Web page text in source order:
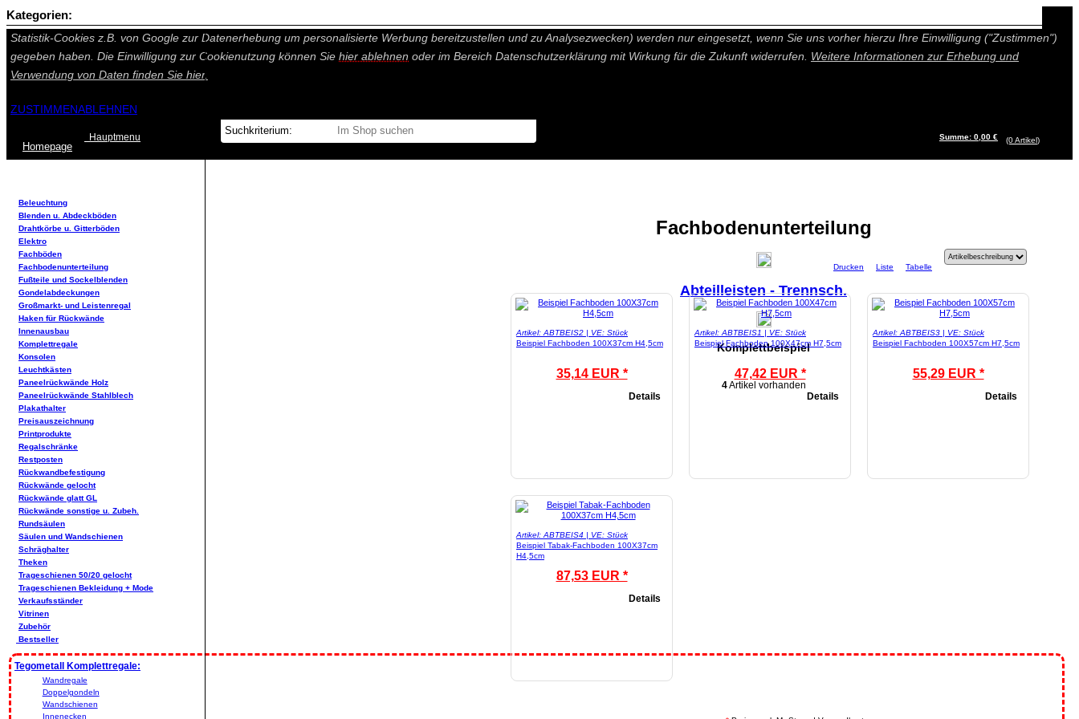
Auf dieser Seite werden technisch notwendige Cookies gesetzt. Technisch nicht notwendige Cookies und Statistik Funktionen, die Ihnen ein besseres und individuelleres Angebot bieten (Marketing- und
Statistik-Cookies z.B. von Google zur Datenerhebung um personalisierte Werbung bereitzustellen und zu Analysezwecken) werden nur eingesetzt, wenn Sie uns vorher hierzu Ihre Einwilligung ("Zustimmen")
gegeben haben. Die Einwilligung zur Cookienutzung können Sie hier ablehnen oder im Bereich Datenschutzerklärung mit Wirkung für die Zukunft widerrufen. Weitere Informationen zur Erhebung und
Verwendung von Daten finden Sie hier.
ZUSTIMMENABLEHNEN
Homepage
Hauptmenu Summe: 0,00 € (0Artikel)
Fachbodenunterteilung
Abteilleisten - Trennsch.
Komplettbeispiel
4Artikel vorhanden
Drucken Liste Tabelle
Artikel: ABTBEIS2 | VE: Stück
Beispiel Fachboden 100X37cm H4,5cm
35,14 EUR *
Details
Artikel: ABTBEIS1 | VE: Stück
Beispiel Fachboden 100X47cm H7,5cm
47,42 EUR *
Details
Artikel: ABTBEIS3 | VE: Stück
Beispiel Fachboden 100X57cm H7,5cm
55,29 EUR *
Details
Artikel: ABTBEIS4 | VE: Stück
Beispiel Tabak-Fachboden 100X37cm
H4,5cm
87,53 EUR *
Details
Kategorien:
Beleuchtung
Blenden u. Abdeckböden
Drahtkörbe u. Gitterböden
Elektro
Fachböden
Fachbodenunterteilung
Fußteile und Sockelblenden
Gondelabdeckungen
Großmarkt- und Leistenregal
Haken für Rückwände
Innenausbau
Komplettregale
Konsolen
Leuchtkästen
Paneelrückwände Holz
Paneelrückwände Stahlblech
Plakathalter
Preisauszeichnung
Printprodukte
Regalschränke
Restposten
Rückwandbefestigung
Rückwände gelocht
Rückwände glatt GL
Rückwände sonstige u. Zubeh.
Rundsäulen
Säulen und Wandschienen
Schräghalter
Theken
Trageschienen 50/20 gelocht
Trageschienen Bekleidung + Mode
Verkaufsständer
Vitrinen
Zubehör
Bestseller
Tegometall Komplettregale:
Wandregale
Doppelgondeln
Wandschienen
Innenecken